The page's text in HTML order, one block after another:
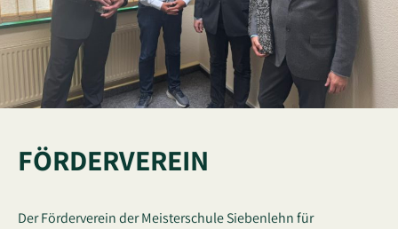
FÖRDERVEREIN
Der Förderverein der Meisterschule Siebenlehn für